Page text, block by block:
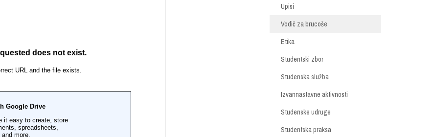
Upisi
Vodič za brucoše
Etika
Studentski zbor
Studenska služba
Izvannastavne aktivnosti
Studenske udruge
Studentska praksa